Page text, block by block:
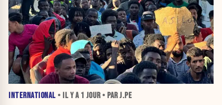
INTERNATIONAL • IL Y A 1 JOUR• PAR J.PE